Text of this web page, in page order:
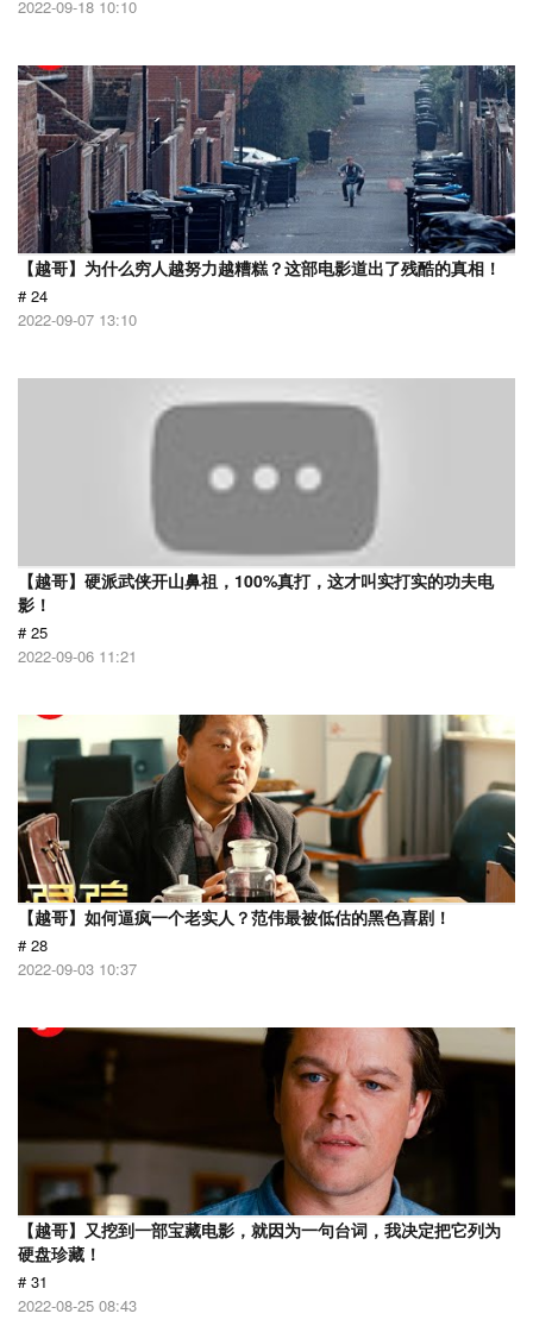
2022-09-18 10:10
【越哥】为什么穷人越努力越糟糕？这部电影道出了残酷的真相！
# 24
2022-09-07 13:10
【越哥】硬派武侠开山鼻祖，100%真打，这才叫实打实的功夫电
影！
# 25
2022-09-06 11:21
【越哥】如何逼疯一个老实人？范伟最被低估的黑色喜剧！
# 28
2022-09-03 10:37
【越哥】又挖到一部宝藏电影，就因为一句台词，我决定把它列为
硬盘珍藏！
# 31
2022-08-25 08:43